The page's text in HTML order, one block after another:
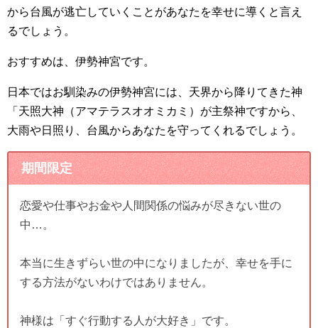
から台風が逃亡していくことがあなたを幸せに導くと言え
るでしょう。
おすすめは、伊勢神宮です。
日本ではお馴染みの伊勢神宮には、天界から降りてきた神
「天照大神（アマテラスオオミカミ）が主祭神ですから、
大雨や日照り、台風からあなたを守ってくれるでしょう。
期間限定
恋愛や仕事やお金や人間関係の悩みが尽きない世の
中…。
本当に生きずらい世の中になりましたが、幸せを手に
する方法がないわけではありません。
神様は「すぐ行動する人が大好き」です。